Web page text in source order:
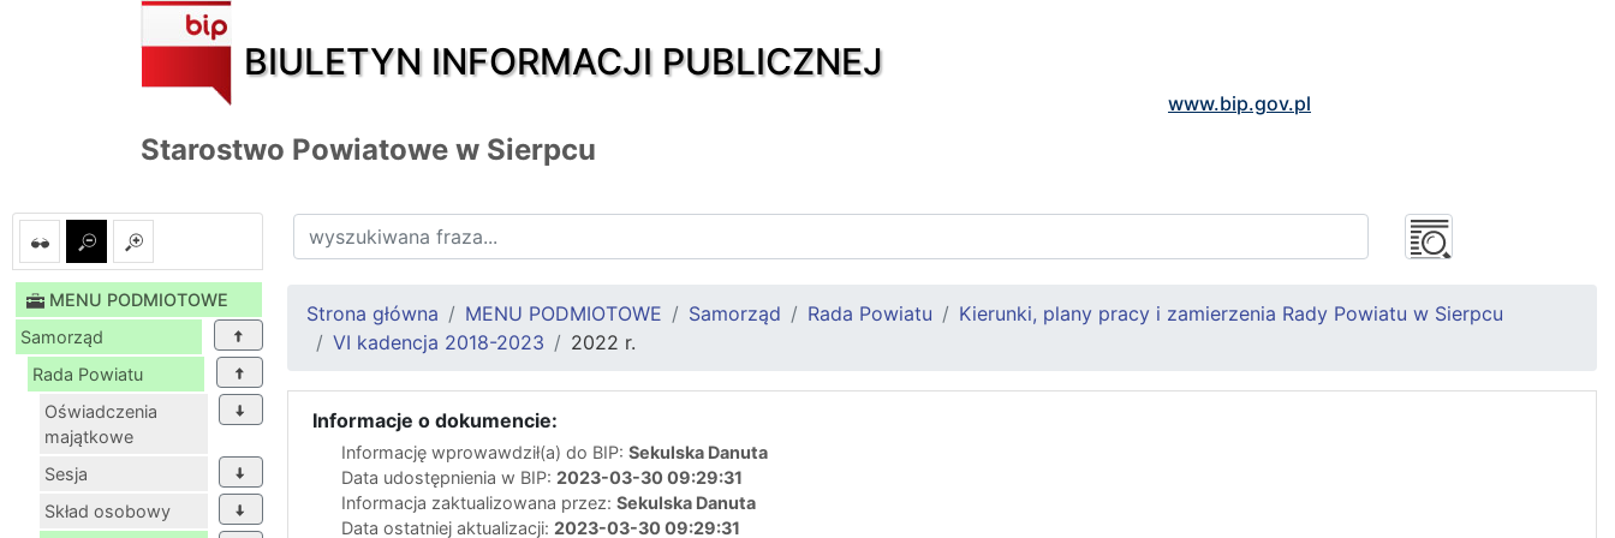
BIULETYN INFORMACJI PUBLICZNEJ
www.bip.gov.pl
Starostwo Powiatowe w Sierpcu
MENU PODMIOTOWE
Samorząd
Rada Powiatu
Oświadczenia
majątkowe
Sesja
Skład osobowy
Strona główna MENU PODMIOTOWE Samorząd Rada Powiatu
Kierunki, plany pracy i zamierzenia Rady Powiatu w Sierpcu
VI kadencja 2018-2023
2022 r.
Informacje o dokumencie:
Informację wprowawdził(a) do BIP: Sekulska Danuta
Data udostępnienia w BIP: 2023-03-30 09:29:31
Informacja zaktualizowana przez: Sekulska Danuta
Data ostatniej aktualizacji: 2023-03-30 09:29:31